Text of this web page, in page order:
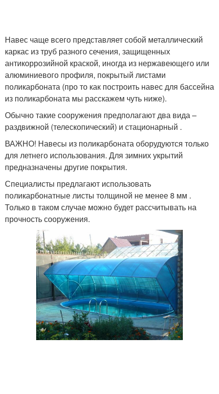
Навес чаще всего представляет собой металлический
каркас из труб разного сечения, защищенных
антикоррозийной краской, иногда из нержавеющего или
алюминиевого профиля, покрытый листами
поликарбоната (про то как построить навес для бассейна
из поликарбоната мы расскажем чуть ниже).
Обычно такие сооружения предполагают два вида –
раздвижной (телескопический) и стационарный .
ВАЖНО! Навесы из поликарбоната оборудуются только
для летнего использования. Для зимних укрытий
предназначены другие покрытия.
Специалисты предлагают использовать
поликарбонатные листы толщиной не менее 8 мм .
Только в таком случае можно будет рассчитывать на
прочность сооружения.